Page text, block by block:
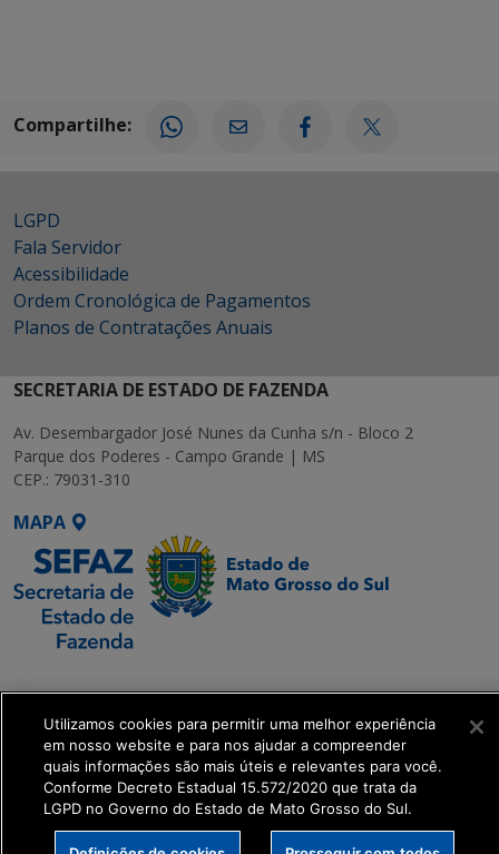
Compartilhe:
LGPD
Fala Servidor
Acessibilidade
Ordem Cronológica de Pagamentos
Planos de Contratações Anuais
SECRETARIA DE ESTADO DE FAZENDA
Av. Desembargador José Nunes da Cunha s/n - Bloco 2
Parque dos Poderes - Campo Grande | MS
CEP.: 79031-310
MAPA
Transformação Digital
get_footer();
Utilizamos cookies para permitir uma melhor experiência
em nosso website e para nos ajudar a compreender
quais informações são mais úteis e relevantes para você.
Conforme Decreto Estadual 15.572/2020 que trata da
LGPD no Governo do Estado de Mato Grosso do Sul.